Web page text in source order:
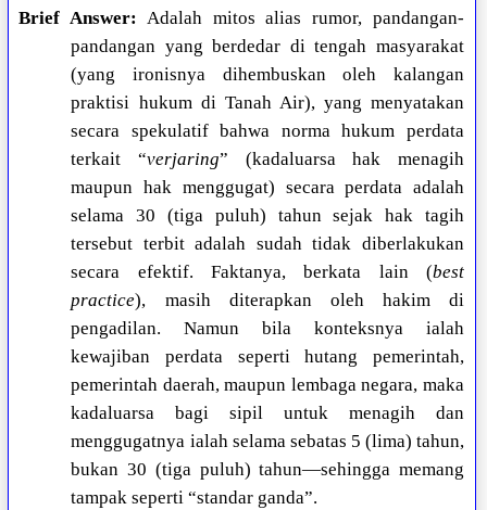
Brief Answer: Adalah mitos alias rumor, pandangan-
pandangan yang berdedar di tengah masyarakat
(yang ironisnya dihembuskan oleh kalangan
praktisi hukum di Tanah Air), yang menyatakan
secara spekulatif bahwa norma hukum perdata
terkait “verjaring” (kadaluarsa hak menagih
maupun hak menggugat) secara perdata adalah
selama 30 (tiga puluh) tahun sejak hak tagih
tersebut terbit adalah sudah tidak diberlakukan
secara efektif. Faktanya, berkata lain (best
practice), masih diterapkan oleh hakim di
pengadilan. Namun bila konteksnya ialah
kewajiban perdata seperti hutang pemerintah,
pemerintah daerah, maupun lembaga negara, maka
kadaluarsa bagi sipil untuk menagih dan
menggugatnya ialah selama sebatas 5 (lima) tahun,
bukan 30 (tiga puluh) tahun—sehingga memang
tampak seperti “standar ganda”.